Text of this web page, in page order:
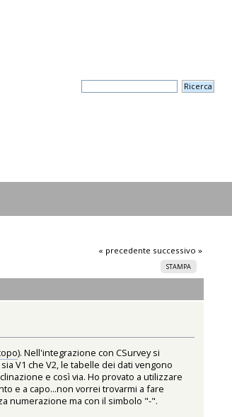
« precedente successivo »
STAMPA
). Nell'integrazione con CSurvey si
V1 che V2, le tabelle dei dati vengono
e così via. Ho provato a utilizzare
e a capo...non vorrei trovarmi a fare
numerazione ma con il simbolo "-".